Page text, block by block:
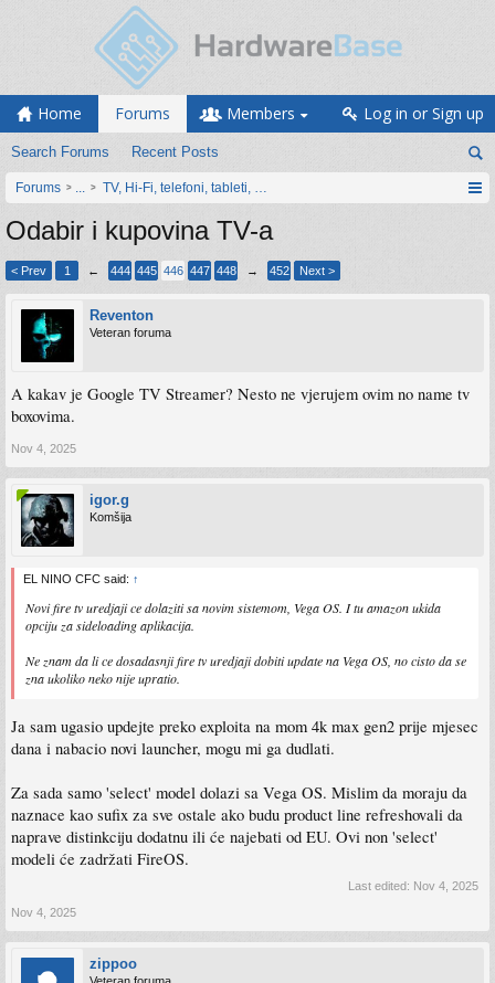
Home Forums
Search Forums Recent Posts
Members Log in or Sign up
Forums ... TV, Hi-Fi, telefoni, tableti, satovi, IoT oprema
Odabir i kupovina TV-a
< Prev 1 ← 444 445 446 447 448 → 452 Next >
Reventon
Veteran foruma
A kakav je Google TV Streamer? Nesto ne vjerujem ovim no name tv
boxovima.
Nov 4, 2025
igor.g
Komšija
EL NINO CFC said: ↑
Novi fire tv uredjaji ce dolaziti sa novim sistemom, Vega OS. I tu amazon ukida
opciju za sideloading aplikacija.
Ne znam da li ce dosadasnji fire tv uredjaji dobiti update na Vega OS, no cisto da se
zna ukoliko neko nije upratio.
Ja sam ugasio updejte preko exploita na mom 4k max gen2 prije mjesec
dana i nabacio novi launcher, mogu mi ga dudlati.
Za sada samo 'select' model dolazi sa Vega OS. Mislim da moraju da
naznace kao sufix za sve ostale ako budu product line refreshovali da
naprave distinkciju dodatnu ili će najebati od EU. Ovi non 'select'
modeli će zadržati FireOS.
Last edited: Nov 4, 2025
Nov 4, 2025
zippoo